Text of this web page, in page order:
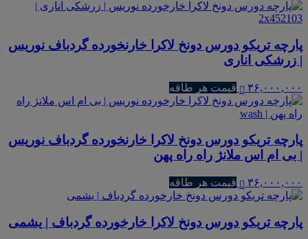
پارچه تریکو دورس دونخ لاکرا خارنخورده گردباف نوریس
| زرشکی اناری
۳۶,۰۰۰,۰۰۰ قیمت هر طاقه
پارچه تریکو دورس دونخ لاکرا خارنخورده گردباف نوریس
| بی ام اس ملانژ راه راه پهن
۳۶,۰۰۰,۰۰۰ قیمت هر طاقه
پارچه تریکو دورس دونخ لاکرا خارخورده گردباف | یشمی